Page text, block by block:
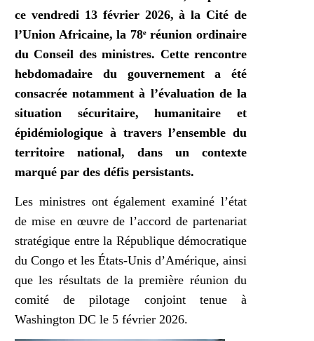
ce vendredi 13 février 2026, à la Cité de
l’Union Africaine, la 78ᵉ réunion ordinaire
du Conseil des ministres. Cette rencontre
hebdomadaire du gouvernement a été
consacrée notamment à l’évaluation de la
situation sécuritaire, humanitaire et
épidémiologique à travers l’ensemble du
territoire national, dans un contexte
marqué par des défis persistants.
Les ministres ont également examiné l’état
de mise en œuvre de l’accord de partenariat
stratégique entre la République démocratique
du Congo et les États-Unis d’Amérique, ainsi
que les résultats de la première réunion du
comité de pilotage conjoint tenue à
Washington DC le 5 février 2026.